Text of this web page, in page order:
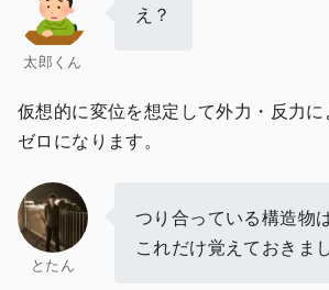
太郎くん
え？
仮想的に変位を想定して外力・反力
ゼロになります。
とたん
つり合っている構造物
これだけ覚えておきま